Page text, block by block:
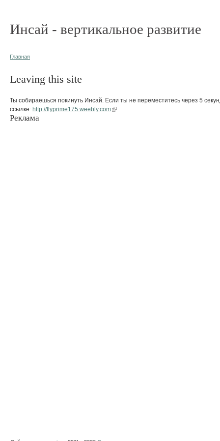
Инсай - вертикальное развитие
Главная
Leaving this site
Ты собираешься покинуть Инсай. Если ты не переместитесь через 5
ссылке: http://flyprime175.weebly.com
Реклама